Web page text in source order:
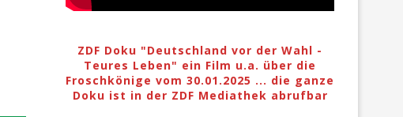
ZDF Doku "Deutschland vor der Wahl -
Teures Leben" ein Film u.a. über die
Froschkönige vom 30.01.2025 ... die ganze
Doku ist in der ZDF Mediathek abrufbar